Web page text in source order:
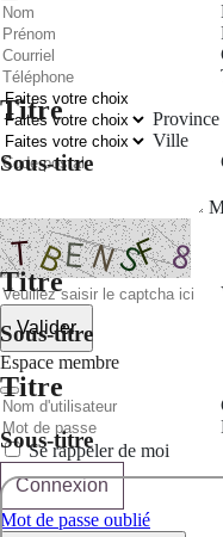
Titre
Sous-titre
Titre
Sous-titre
Titre
Sous-titre
Province
Ville
Valider
Espace membre
Se rappeler de moi
Connexion
Mot de passe oublié